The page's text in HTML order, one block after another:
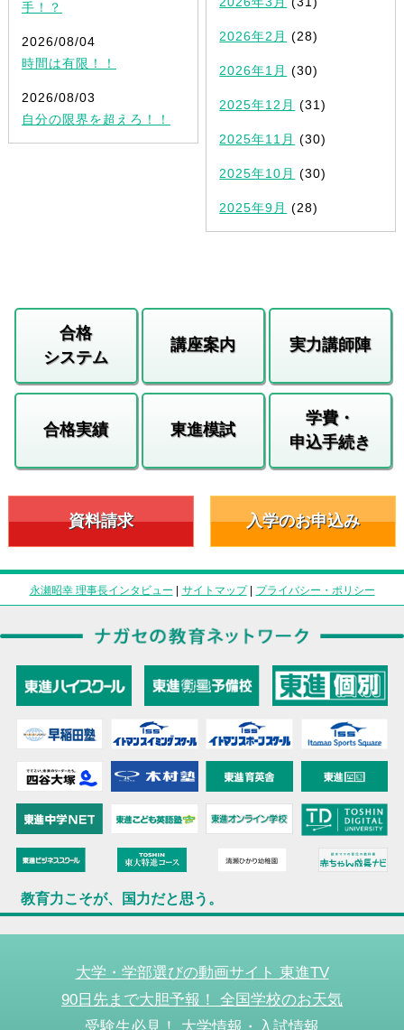
手！？
2026/08/04
時間は有限！！
2026/08/03
自分の限界を超えろ！！
2026年2月 (28)
2026年1月 (30)
2025年12月 (31)
2025年11月 (30)
2025年10月 (30)
2025年9月 (28)
合格
システム
講座案内 実力講師陣
合格実績 東進模試
学費・
申込手続き
資料請求 入学のお申込み
永瀬昭幸 理事長インタビュー | サイトマップ| プライバシー・ポリシー
教育力こそが、国力だと思う。
大学・学部選びの動画サイト 東進TV
90日先まで大胆予報！ 全国学校のお天気